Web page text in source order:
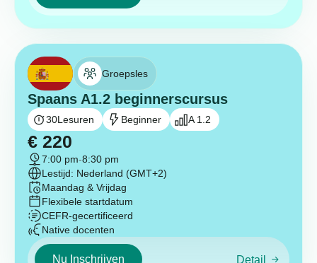
Groepsles
Spaans A1.2 beginnerscursus
30Lesuren Beginner A 1.2
€ 220
7:00 pm-8:30 pm
Lestijd: Nederland (GMT+2)
Maandag & Vrijdag
Flexibele startdatum
CEFR-gecertificeerd
Native docenten
Nu Inschrijven Detail